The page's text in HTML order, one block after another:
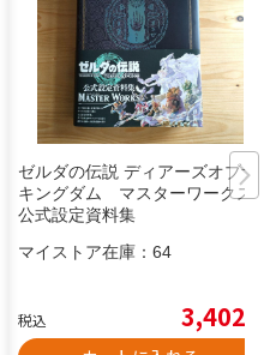
ゼルダの伝説 ディアーズオブザ
キングダム マスターワークス
公式設定資料集
マイストア在庫： 64
税込 3,402